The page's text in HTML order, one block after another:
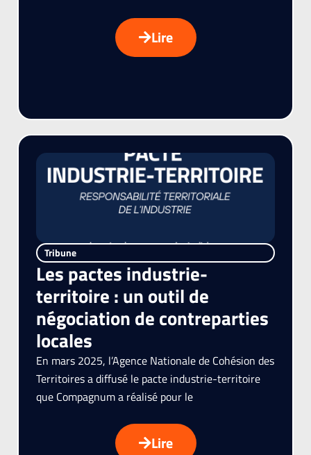
Lire
Tribune
Les pactes industrie-
territoire : un outil de
négociation de contreparties
locales
En mars 2025, l’Agence Nationale de Cohésion des
Territoires a diffusé le pacte industrie-territoire
que Compagnum a réalisé pour le
Lire